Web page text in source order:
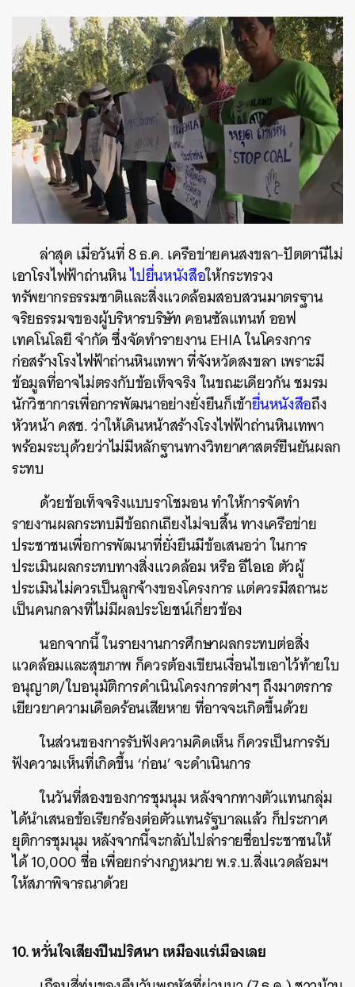
ล่าสุด เมื่อวันที่ 8 ธ.ค. เครือข่ายคนสงขลา-ปัตตานีไม่
เอาโรงไฟฟ้าถ่านหินไปยื่นหนังสือให้กระทรวง
ทรัพยากรธรรมชาติและสิ่งแวดล้อมสอบสวนมาตรฐาน
จริยธรรมจของผู้บริหารบริษัท คอนซัลแทนท์ ออฟ
เทคโนโลยี จำกัด ซึ่งจัดทำรายงาน EHIA ในโครงการ
ก่อสร้างโรงไฟฟ้าถ่านหินเทพา ที่จังหวัดสงขลา เพราะมี
ข้อมูลที่อาจไม่ตรงกับข้อเท็จจริง ในขณะเดียวกัน ชมรม
นักวิชาการเพื่อการพัฒนาอย่างยั่งยืนก็เข้ายื่นหนังสือถึง
หัวหน้า คสช. ว่าให้เดินหน้าสร้างโรงไฟฟ้าถ่านหินเทพา
พร้อมระบุด้วยว่าไม่มีหลักฐานทางวิทยาศาสตร์ยืนยันผลก
ระทบ
ด้วยข้อเท็จจริงแบบราโชมอน ทำให้การจัดทำ
รายงานผลกระทบมีข้อถกเถียงไม่จบสิ้น ทางเครือข่าย
ประชาชนเพื่อการพัฒนาที่ยั่งยืนมีข้อเสนอว่า ในการ
ประเมินผลกระทบทางสิ่งแวดล้อม หรือ อีไอเอ ตัวผู้
ประเมินไม่ควรเป็นลูกจ้างของโครงการ แต่ควรมีสถานะ
เป็นคนกลางที่ไม่มีผลประโยชน์เกี่ยวข้อง
นอกจากนี้ ในรายงานการศึกษาผลกระทบต่อสิ่ง
แวดล้อมและสุขภาพ ก็ควรต้องเขียนเงื่อนไขเอาไว้ท้ายใบ
อนุญาต/ใบอนุมัติการดำเนินโครงการต่างๆ ถึงมาตรการ
เยียวยาความเดือดร้อนเสียหาย ที่อาจจะเกิดขึ้นด้วย
ในส่วนของการรับฟังความคิดเห็น ก็ควรเป็นการรับ
ฟังความเห็นที่เกิดขึ้น ‘ก่อน’ จะดำเนินการ
ในวันที่สองของการชุมนุม หลังจากทางตัวแทนกลุ่ม
ได้นำเสนอข้อเรียกร้องต่อตัวแทนรัฐบาลแล้ว ก็ประกาศ
ยุติการชุมนุม หลังจากนี้จะกลับไปล่ารายชื่อประชาชนให้
ได้ 10,000 ชื่อ เพื่อยกร่างกฎหมาย พ.ร.บ.สิ่งแวดล้อมฯ
ให้สภาพิจารณาด้วย
10. หวั่นใจเสียงปืนปริศนา เหมืองแร่เมืองเลย